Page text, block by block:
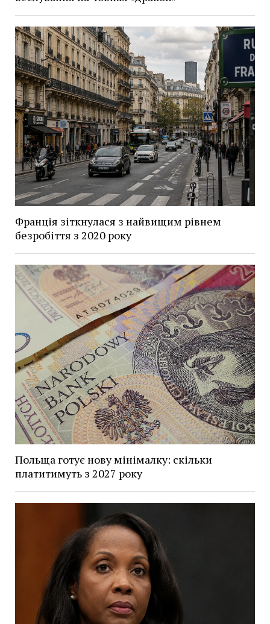
Франція зіткнулася з найвищим рівнем
безробіття з 2020 року
Польща готує нову мінімалку: скільки
платитимуть з 2027 року